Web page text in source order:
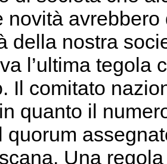
novità
della nostra
l’ultima tegola
Il comitato
quanto il
quorum
Una